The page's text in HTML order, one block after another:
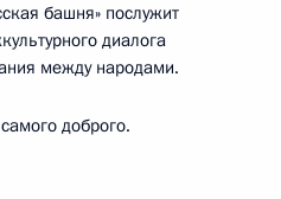
башня» послужит
диалога
между народами.
доброго.